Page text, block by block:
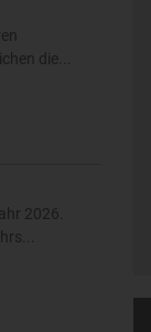
die...
2026.